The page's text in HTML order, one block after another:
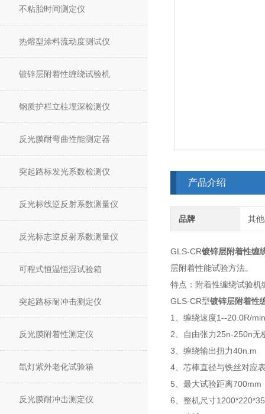
不粘胎时间测定仪
热熔型涂料流动度测试仪
镀锌层附着性缠绕试验机
钢质护栏立柱埋深检测仪
反光膜耐弯曲性能测定器
突起路标发光系数检测仪
反光标线逆反射系数测量仪
反光标志逆反射系数测量仪
可程式恒温恒湿试验箱
突起路标耐冲击测定仪
反光膜附着性测定仪
氙灯紫外老化试验箱
反光膜耐冲击测定仪
产品介绍
品牌 其
GLS-CR镀锌层附着性缠
层附着性能试验方法。
特点：附着性缠绕试验
GLS-CR型镀锌层附着性
1、缠绕速度1--20.0R/
2、自由张力25n-250n无
3、缠绕输出扭力40n.m
4、芯棒直径与铁丝对应
5、最大试验距离700mm
6、整机尺寸